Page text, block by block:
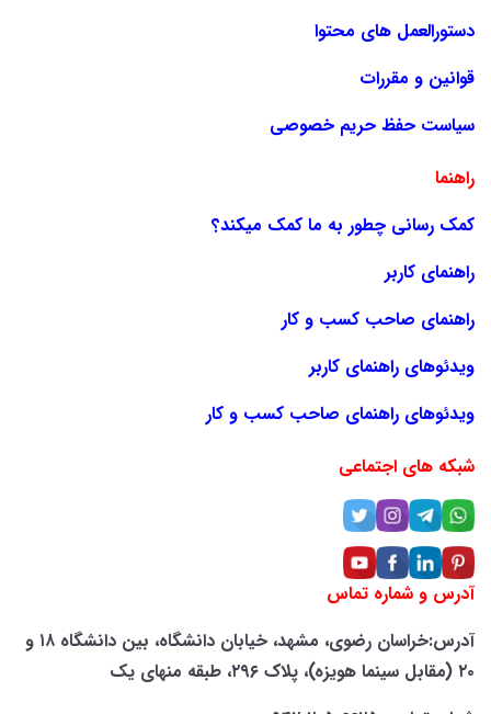
دستورالعمل های محتوا
قوانین و مقررات
سیاست حفظ حریم خصوصی
راهنما
کمک رسانی چطور به ما کمک میکند؟
راهنمای کاربر
راهنمای صاحب کسب و کار
ویدئوهای راهنمای کاربر
ویدئوهای راهنمای صاحب کسب و کار
شبکه های اجتماعی
آدرس و شماره تماس
آدرس:خراسان رضوی، مشهد، خیابان دانشگاه، بین دانشگاه ۱۸ و
۲۰ (مقابل سینما هویزه)، پلاک ۲۹۶، طبقه منهای یک